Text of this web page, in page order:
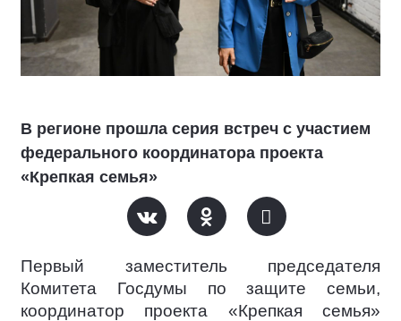
В регионе прошла серия встреч с участием
федерального координатора проекта
«Крепкая семья»
Первый заместитель председателя
Комитета Госдумы по защите семьи,
координатор проекта «Крепкая семья»